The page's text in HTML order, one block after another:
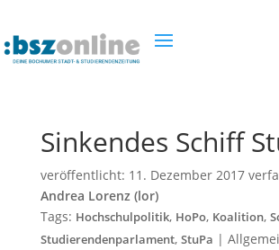
Sinkendes Schiff
veröffentlicht: 11. Dezember 2017
Andrea Lorenz (lor)
Tags: Hochschulpolitik, HoPo, Koalition,
Studierendenparlament, StuPa |